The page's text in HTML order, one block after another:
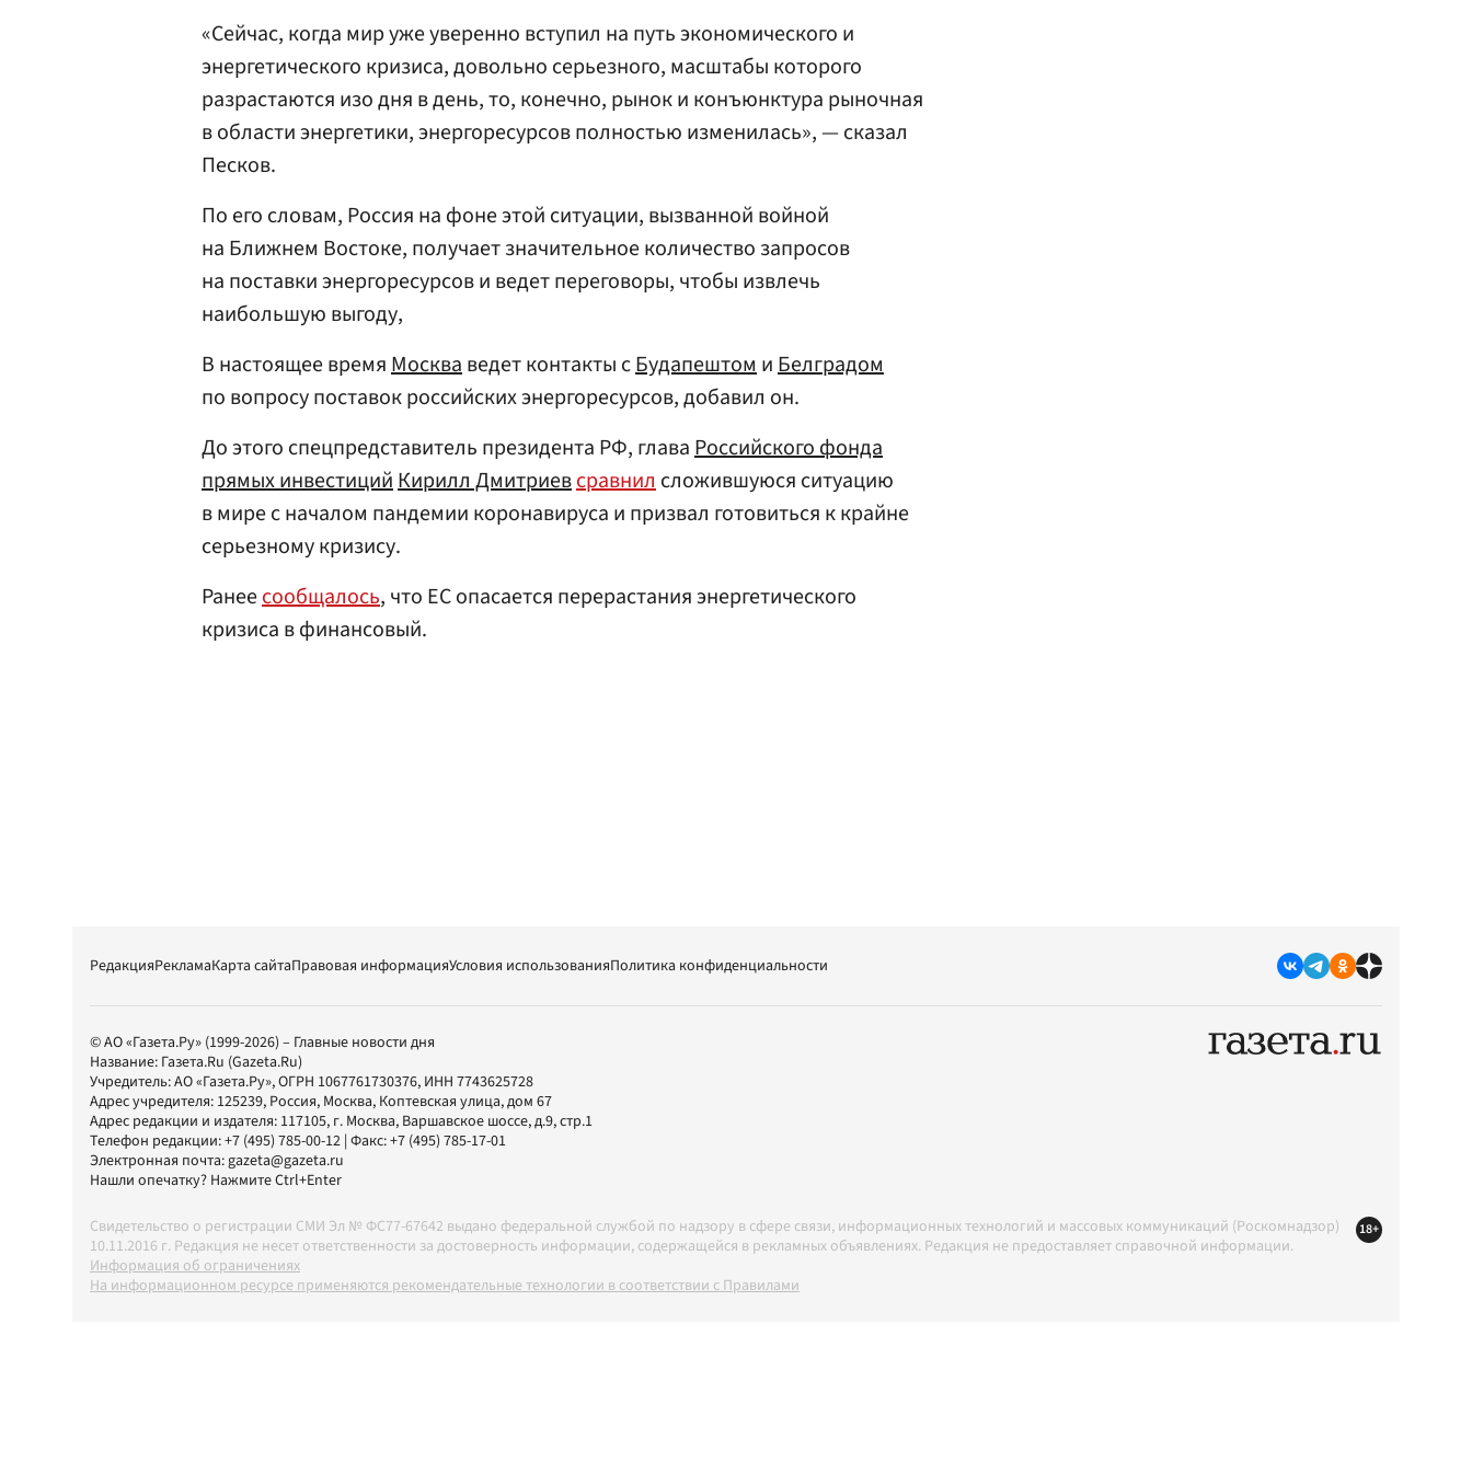
«Сейчас, когда мир уже уверенно вступил на путь экономического и
энергетического кризиса, довольно серьезного, масштабы которого
разрастаются изо дня в день, то, конечно, рынок и конъюнктура рыночная
в области энергетики, энергоресурсов полностью изменилась», — сказал
Песков.
По его словам, Россия на фоне этой ситуации, вызванной войной
на Ближнем Востоке, получает значительное количество запросов
на поставки энергоресурсов и ведет переговоры, чтобы извлечь
наибольшую выгоду,
В настоящее времяМоскваведет контакты сБудапештомиБелградом
по вопросу поставок российских энергоресурсов, добавил он.
До этого спецпредставитель президента РФ, главаРоссийского фонда
прямых инвестицийКирилл Дмитриевсравнилсложившуюся ситуацию
в мире с началом пандемии коронавируса и призвал готовиться к крайне
серьезному кризису.
Ранеесообщалось, что ЕС опасается перерастания энергетического
кризиса в финансовый.
РедакцияРекламаКарта сайтаПравовая информацияУсловия использованияПолитика конфиденциальности
© АО «Газета.Ру» (1999-2026) – Главные новости дня
Название: Газета.Ru (Gazeta.Ru)
Учредитель:АО «Газета.Ру», ОГРН 1067761730376, ИНН 7743625728
Адрес учредителя: 125239, Россия, Москва, Коптевская улица, дом 67
Адрес редакции и издателя: 117105, г. Москва, Варшавское шоссе, д.9, стр.1
Телефон редакции:+7 (495) 785-00-12 | Факс:+7 (495) 785-17-01
Электронная почта:gazeta@gazeta.ru
Нашли опечатку? Нажмите Ctrl+Enter
Свидетельство о регистрации СМИ Эл № ФС77-67642 выдано федеральной службой по надзору в сфере связи, информационных технологий и массовых коммуникаций (Роскомнадзор)
10.11.2016 г. Редакция не несет ответственности за достоверность информации, содержащейся в рекламных объявлениях. Редакция не предоставляет справочной информации.
Информация об ограничениях
На информационном ресурсе применяются рекомендательные технологии в соответствии с Правилами
18+